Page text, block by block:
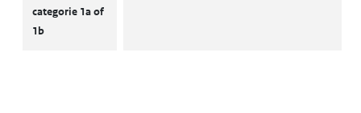
categorie 1a of
1b